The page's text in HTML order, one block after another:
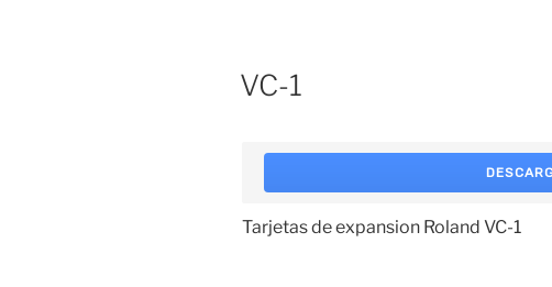
VC-1
Tarjetas de expansion Roland VC-1